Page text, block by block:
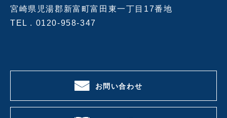
宮崎県児湯郡新富町富田東一丁目17番地
TEL . 0120-958-347
お問い合わせ